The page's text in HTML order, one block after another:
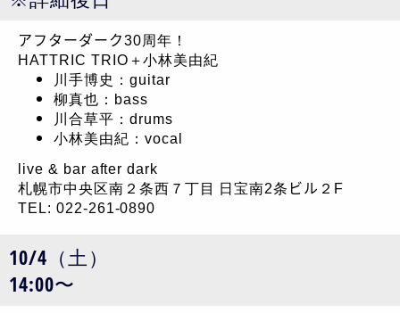
アフターダーク30周年！
HATTRIC TRIO＋小林美由紀
川手博史：guitar
柳真也：bass
川合草平：drums
小林美由紀：vocal
live & bar after dark
札幌市中央区南２条西７丁目 日宝南2条ビル２F
TEL: 022-261-0890
10/4（土）
14:00〜